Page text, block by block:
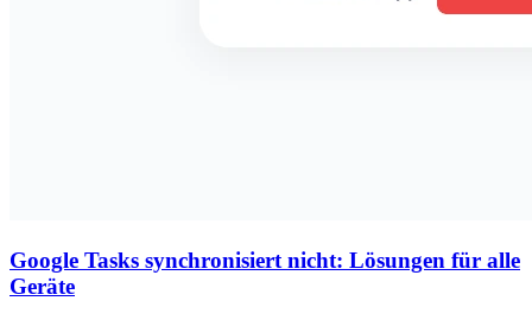
Google Tasks synchronisiert nicht: Lösungen für alle
Geräte